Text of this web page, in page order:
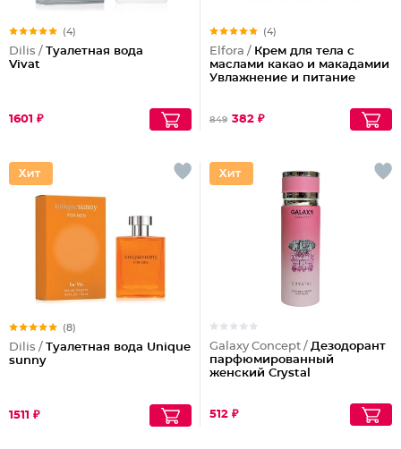
(4)
Dilis / Туалетная вода
Vivat
1601 ₽
(4)
Elfora / Крем для тела с
маслами какао и макадамии
Увлажнение и питание
849 382 ₽
(8)
Dilis / Туалетная вода Unique
sunny
1511 ₽
Galaxy Concept / Дезодорант
парфюмированный
женский Crystal
512 ₽